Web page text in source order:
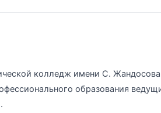
колледж имени С.
образования